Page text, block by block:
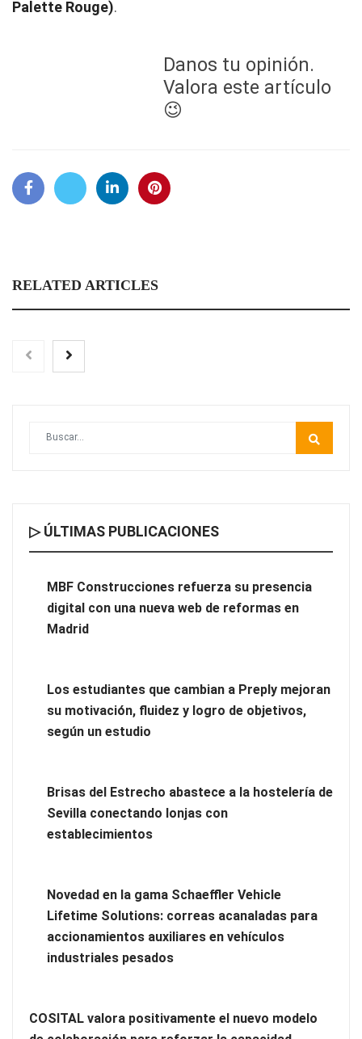
Palette Rouge).
Danos tu opinión.
Valora este artículo
😉
RELATED ARTICLES
nueva web de reformas en Madrid
Los estudiantes que cambian a Preply mejoran su motivación,
▷ ÚLTIMAS PUBLICACIONES
MBF Construcciones refuerza su presencia
digital con una nueva web de reformas en
Madrid
Los estudiantes que cambian a Preply mejoran
su motivación, fluidez y logro de objetivos,
según un estudio
Brisas del Estrecho abastece a la hostelería de
Sevilla conectando lonjas con
establecimientos
Novedad en la gama Schaeffler Vehicle
Lifetime Solutions: correas acanaladas para
accionamientos auxiliares en vehículos
industriales pesados
COSITAL valora positivamente el nuevo modelo